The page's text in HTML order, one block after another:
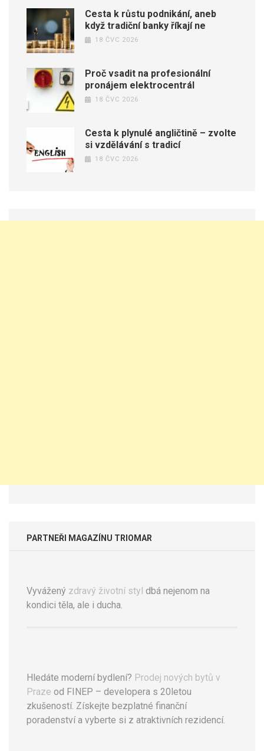
Cesta k růstu podnikání, aneb
když tradiční banky říkají ne
18 ČVC 2026
Proč vsadit na profesionální
pronájem elektrocentrál
18 ČVC 2026
Cesta k plynulé angličtině – zvolte
si vzdělávání s tradicí
18 ČVC 2026
PARTNEŘI MAGAZÍNU TRIOMAR
Vyvážený zdravý životní styl dbá nejenom na
kondici těla, ale i ducha.
Hledáte moderní bydlení? Prodej nových bytů v
Praze od FINEP – developera s 20letou
zkušeností. Získejte bezplatné finanční
poradenství a vyberte si z atraktivních rezidencí.